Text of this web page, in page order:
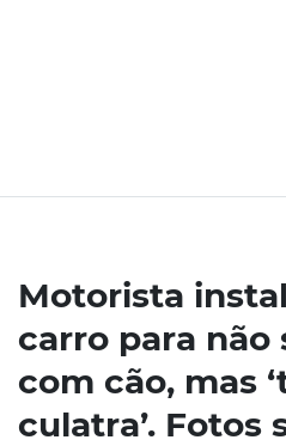
Motorista
carro para não
com cão, mas
culatra’. Fotos